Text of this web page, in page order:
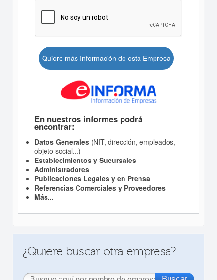
Quiero más Información de esta Empresa
En nuestros informes podrá
encontrar:
Datos Generales(NIT, dirección, empleados,
objeto social...)
Establecimientos y Sucursales
Administradores
Publicaciones Legales y en Prensa
Referencias Comerciales y Proveedores
Más...
¿Quiere buscar otra empresa?